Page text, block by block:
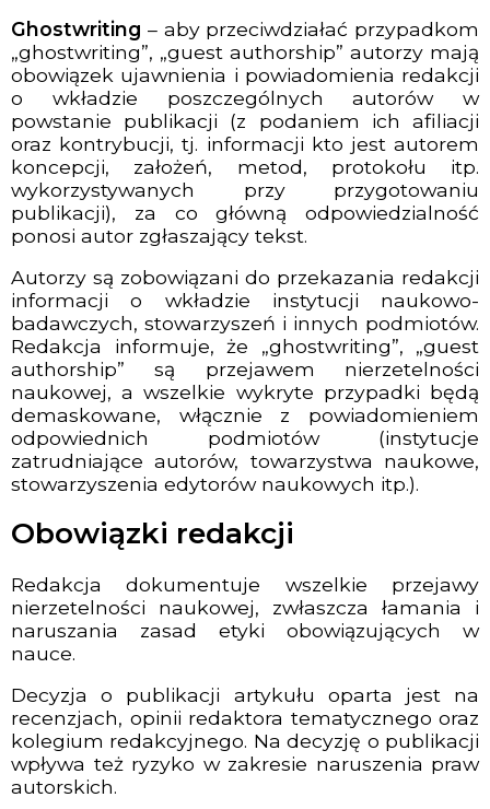
Ghostwriting – aby przeciwdziałać przypadkom
„ghostwriting”, „guest authorship” autorzy mają
obowiązek ujawnienia i powiadomienia redakcji
o wkładzie poszczególnych autorów w
powstanie publikacji (z podaniem ich afiliacji
oraz kontrybucji, tj. informacji kto jest autorem
koncepcji, założeń, metod, protokołu itp.
wykorzystywanych przy przygotowaniu
publikacji), za co główną odpowiedzialność
ponosi autor zgłaszający tekst.
Autorzy są zobowiązani do przekazania redakcji
informacji o wkładzie instytucji naukowo-
badawczych, stowarzyszeń i innych podmiotów.
Redakcja informuje, że „ghostwriting”, „guest
authorship” są przejawem nierzetelności
naukowej, a wszelkie wykryte przypadki będą
demaskowane, włącznie z powiadomieniem
odpowiednich podmiotów (instytucje
zatrudniające autorów, towarzystwa naukowe,
stowarzyszenia edytorów naukowych itp.).
Obowiązki redakcji
Redakcja dokumentuje wszelkie przejawy
nierzetelności naukowej, zwłaszcza łamania i
naruszania zasad etyki obowiązujących w
nauce.
Decyzja o publikacji artykułu oparta jest na
recenzjach, opinii redaktora tematycznego oraz
kolegium redakcyjnego. Na decyzję o publikacji
wpływa też ryzyko w zakresie naruszenia praw
autorskich.